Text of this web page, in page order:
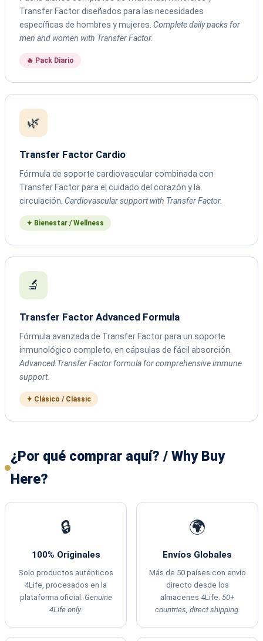
Transfer Factor diseñados para las necesidades
específicas de hombres y mujeres. Complete daily packs for
men and women with Transfer Factor.
🔥 Pack Diario
🌿
Transfer Factor Cardio
Fórmula de soporte cardiovascular combinada con
Transfer Factor para el cuidado del corazón y la
circulación. Cardiovascular support with Transfer Factor.
✦ Bienestar / Wellness
🔬
Transfer Factor Advanced Formula
Fórmula avanzada de Transfer Factor para un soporte
inmunológico completo, en cápsulas de fácil absorción.
Advanced Transfer Factor formula for comprehensive immune
support.
✦ Clásico / Classic
¿Por qué comprar aquí? / Why Buy
Here?
🔒
100% Originales
Solo productos auténticos
4Life, procesados en la
plataforma oficial. Genuine
4Life only.
🌍
Envíos Globales
Más de 50 países con envío
directo desde los
almacenes 4Life. 50+
countries, direct shipping.